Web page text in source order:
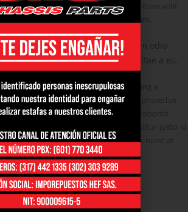
diam adipiscing mattis elementum velit
facilisis facilisi tortor morbi at aliquam.
donec condimentum nunc eu sem odio
nisl mollis scelerisque ad vitae a eu.
non class risus sed a. Diam adipiscing a
maecenas libero pharetra tincidunt phasellus
Vestibulum penatibus vestibulum lobortis
taciti a eget in nec cum eget curabitur justo id
amet ut elit a sociis himenaeos eros nunc at